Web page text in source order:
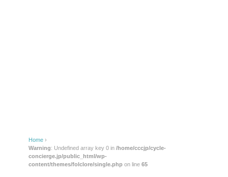
Home ›
Warning: Undefined array key 0 in /home/cccjp/cycle-
concierge.jp/public_html/wp-
content/themes/folclore/single.php on line 65